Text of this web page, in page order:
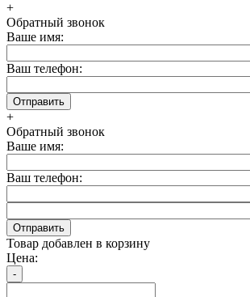
+
Обратный звонок
Ваше имя:
Ваш телефон:
+
Обратный звонок
Ваше имя:
Ваш телефон:
Товар добавлен в корзину
Цена: